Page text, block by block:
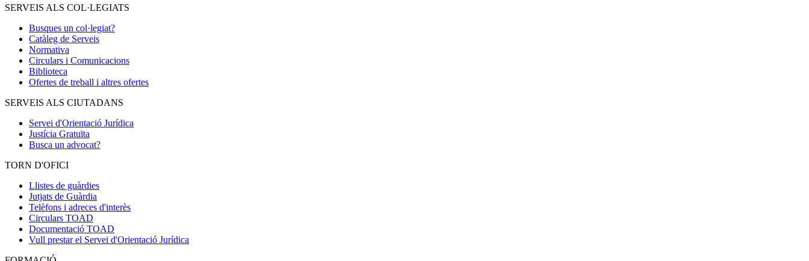
SERVEIS ALS COL·LEGIATS
Busques un col·legiat?
Catàleg de Serveis
Normativa
Circulars i Comunicacions
Biblioteca
Ofertes de treball i altres ofertes
SERVEIS ALS CIUTADANS
Servei d'Orientació Jurídica
Justícia Gratuïta
Busca un advocat?
TORN D'OFICI
Llistes de guàrdies
Jutjats de Guàrdia
Telèfons i adreces d'interès
Circulars TOAD
Documentació TOAD
Vull prestar el Servei d'Orientació Jurídica